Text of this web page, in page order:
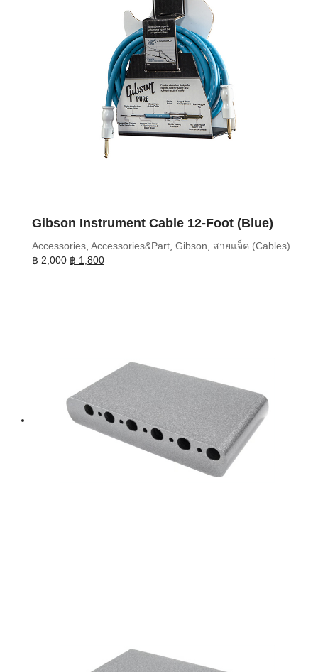
Gibson Instrument Cable 12-Foot (Blue)
Accessories, Accessories&Part, Gibson, สายแจ็ค (Cables)
฿2,000 Original
฿ 1,800Current